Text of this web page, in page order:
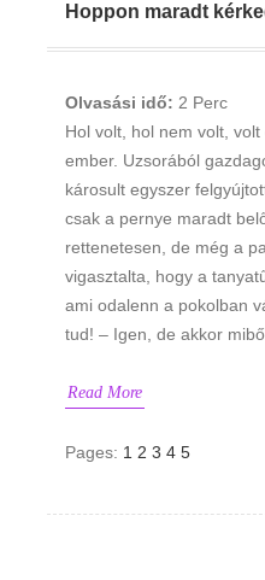
Hoppon maradt
Olvasási idő: 2 Perc
Hol volt, hol nem volt,
ember. Uzsorából
károsult egyszer
csak a pernye maradt
rettenetesen, de még a
vigasztalta, hogy a
ami odalenn a pokolban
tud! – Igen, de akkor
Read More
Pages: 1 2 3 4 5